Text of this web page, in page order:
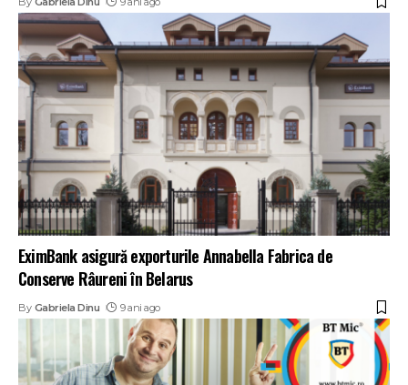
EximBank asigură exporturile Annabella Fabrica de
Conserve Râureni în Belarus
By Gabriela Dinu 9 ani ago